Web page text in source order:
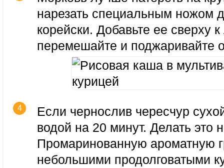
нарезать специальным ножом
корейски. Добавьте ее сверху к
перемешайте и поджаривайте
Если чернослив чересчур
водой на 20 минут. Делать это
Промаринованную ароматную
небольшими продолговатыми